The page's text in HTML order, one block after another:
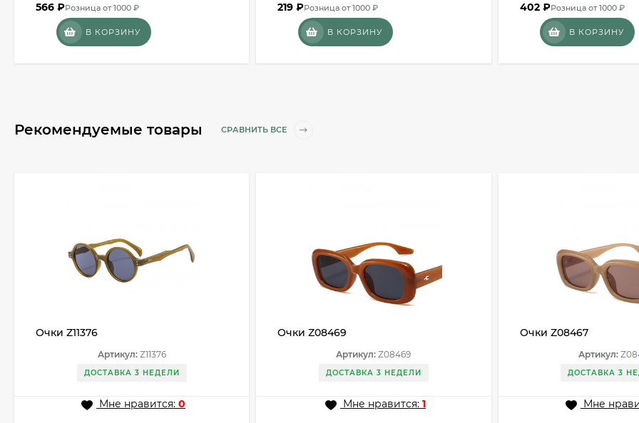
566 ₽Розница от 1000 ₽
В КОРЗИНУ
219₽Розница от 1000 ₽
В КОРЗИНУ
402 ₽Розница от 1000 ₽
В КОРЗИНУ
Рекомендуемые товары СРАВНИТЬ ВСЕ
Очки Z11376
Артикул:Z11376
ДОСТАВКА 3 НЕДЕЛИ
Мне нравится:0
Очки Z08469
Артикул: Z08469
ДОСТАВКА 3 НЕДЕЛИ
Мне нравится: 1
Очки Z08467
Артикул:
ДОСТАВКА 3
Мне